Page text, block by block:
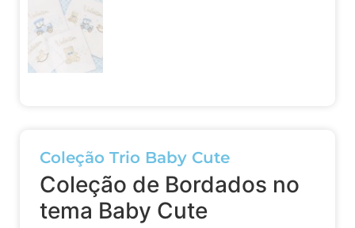
Coleção Trio Baby Cute
Coleção de Bordados no
tema Baby Cute